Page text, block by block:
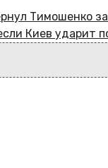
Тимошенко
Киев ударит